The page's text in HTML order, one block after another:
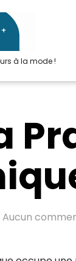
à la mode !
Aucun